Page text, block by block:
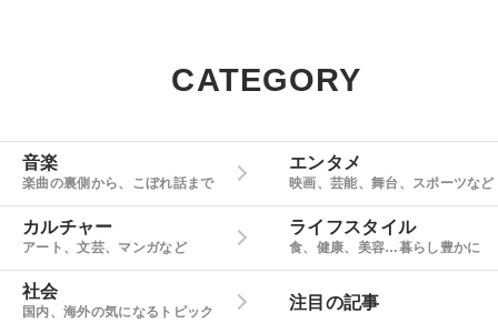
CATEGORY
音楽
楽曲の裏側から、こぼれ話まで
エンタメ
映画、芸能、舞台、スポーツなど
カルチャー
アート、文芸、マンガなど
ライフスタイル
食、健康、美容…暮らし豊かに
社会
国内、海外の気になるトピック
注目の記事